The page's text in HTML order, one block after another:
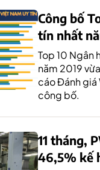
Công bố
tín nhất
Top 10 Ngân
năm 2019
cáo Đánh giá
công bố.
11 tháng,
46,5% kế